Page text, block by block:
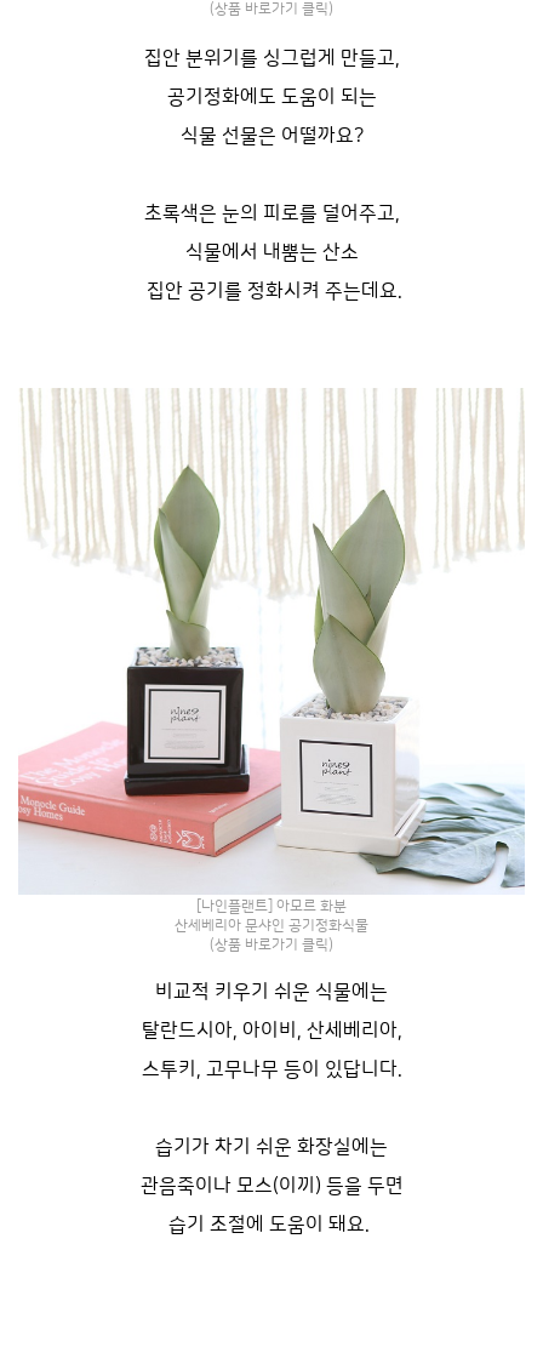
(상품 바로가기 클릭)
집안 분위기를 싱그럽게 만들고,
공기정화에도 도움이 되는
식물 선물은 어떨까요?
초록색은 눈의 피로를 덜어주고,
식물에서 내뿜는 산소
집안 공기를 정화시켜 주는데요.
[나인플랜트] 아모르 화분
산세베리아 문샤인 공기정화식물
(상품 바로가기 클릭)
비교적 키우기 쉬운 식물에는
탈란드시아, 아이비, 산세베리아,
스투키, 고무나무 등이 있답니다.
습기가 차기 쉬운 화장실에는
관음죽이나 모스(이끼) 등을 두면
습기 조절에 도움이 돼요.